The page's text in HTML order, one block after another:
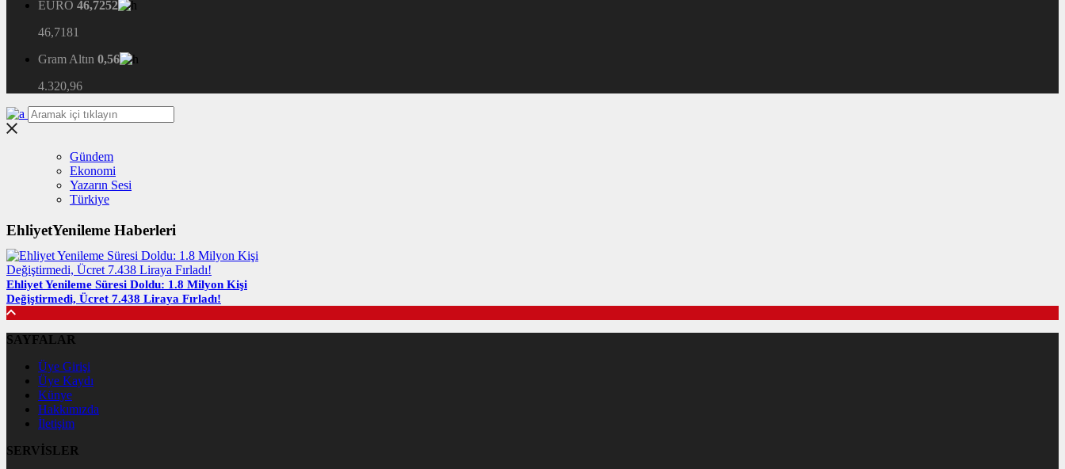
EURO 46,7252
46,7181
Gram Altın 0,56
4.320,96
Gündem
Ekonomi
Yazarın Sesi
Türkiye
EhliyetYenileme Haberleri
Ehliyet Yenileme Süresi Doldu: 1.8 Milyon Kişi
Değiştirmedi, Ücret 7.438 Liraya Fırladı!
SAYFALAR
Üye Girişi
Üye Kaydı
Künye
Hakkımızda
İletişim
SERVİSLER